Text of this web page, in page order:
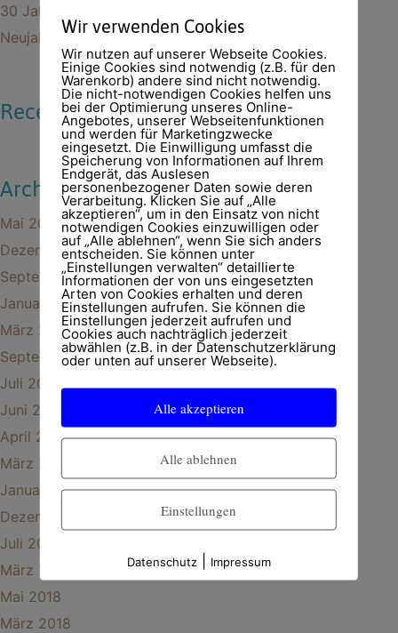
30 Jahre Allton – Klangwiege
Neujahrsgrüße 2024
Recent Comments
Archives
Mai 2025
Dezember 2024
September 2024
Januar 2024
März 2023
September 2022
Juli 2022
Juni 2020
April 2020
März 2020
Januar 2020
Dezember 2019
Juli 2019
März 2019
Mai 2018
März 2018
Wir verwenden Cookies
Wir nutzen auf unserer Webseite Cookies.
Einige Cookies sind notwendig (z.B. für den
Warenkorb) andere sind nicht notwendig.
Die nicht-notwendigen Cookies helfen uns
bei der Optimierung unseres Online-
Angebotes, unserer Webseitenfunktionen
und werden für Marketingzwecke
eingesetzt. Die Einwilligung umfasst die
Speicherung von Informationen auf Ihrem
Endgerät, das Auslesen
personenbezogener Daten sowie deren
Verarbeitung. Klicken Sie auf „Alle
akzeptieren“, um in den Einsatz von nicht
notwendigen Cookies einzuwilligen oder
auf „Alle ablehnen“, wenn Sie sich anders
entscheiden. Sie können unter
„Einstellungen verwalten“ detaillierte
Informationen der von uns eingesetzten
Arten von Cookies erhalten und deren
Einstellungen aufrufen. Sie können die
Einstellungen jederzeit aufrufen und
Cookies auch nachträglich jederzeit
abwählen (z.B. in der Datenschutzerklärung
oder unten auf unserer Webseite).
Alle akzeptieren
Alle ablehnen
Einstellungen
Datenschutz| Impressum